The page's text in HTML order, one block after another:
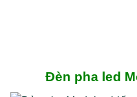
Đèn pha led